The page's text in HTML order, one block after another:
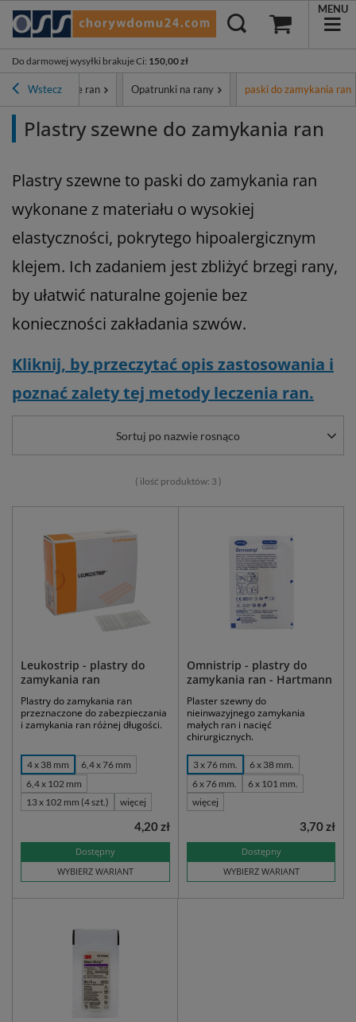
Do darmowej wysyłki brakuje Ci: 150,00 zł
MENU
Wstecz
i leczenie ran Opatrunki na rany paski do zamykania ran
Plastry szewne do zamykania ran
Plastry szewne to paski do zamykania ran
wykonane z materiału o wysokiej
elastyczności, pokrytego hipoalergicznym
klejem. Ich zadaniem jest zbliżyć brzegi rany,
by ułatwić naturalne gojenie bez
konieczności zakładania szwów.
Kliknij, by przeczytać opis zastosowania i
poznać zalety tej metody leczenia ran.
Sortuj po nazwie rosnąco
( ilość produktów: 3 )
Leukostrip - plastry do
zamykania ran
Plastry do zamykania ran
przeznaczone do zabezpieczania
i zamykania ran różnej długości.
4 x 38 mm
6,4 x 76 mm
6,4 x 102 mm
13 x 102 mm (4 szt.)
więcej
Dostępny
WYBIERZ WARIANT
4,20 zł
Omnistrip - plastry do
zamykania ran - Hartmann
Plaster szewny do
nieinwazyjnego zamykania
małych ran i nacięć
chirurgicznych.
3 x 76 mm.
6 x 38 mm.
6 x 76 mm.
6 x 101 mm.
więcej
Dostępny
WYBIERZ WARIANT
3,70 zł